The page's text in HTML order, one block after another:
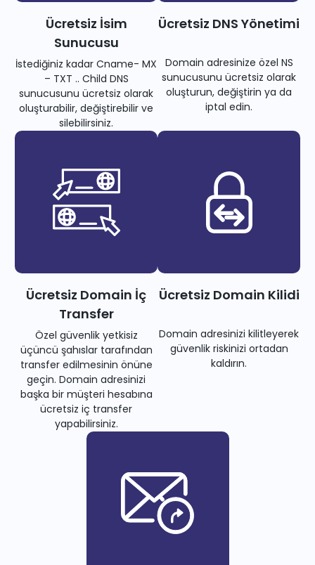
Ücretsiz İsim
Sunucusu
İstediğiniz kadar Cname- MX
– TXT .. Child DNS
sunucusunu ücretsiz olarak
oluşturabilir, değiştirebilir ve
silebilirsiniz.
Ücretsiz DNS Yönetimi
Domain adresinize özel NS
sunucusunu ücretsiz olarak
oluşturun, değiştirin ya da
iptal edin.
Ücretsiz Domain İç
Transfer
Özel güvenlik yetkisiz
üçüncü şahıslar tarafından
transfer edilmesinin önüne
geçin. Domain adresinizi
başka bir müşteri hesabına
ücretsiz iç transfer
yapabilirsiniz.
Ücretsiz Domain Kilidi
Domain adresinizi kilitleyerek
güvenlik riskinizi ortadan
kaldırın.